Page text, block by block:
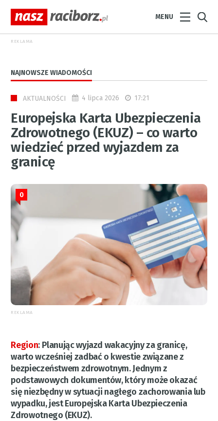
MENU
REKLAMA
NAJNOWSZE WIADOMOŚCI
AKTUALNOŚCI 4 lipca 2026 17:21
Europejska Karta Ubezpieczenia
Zdrowotnego (EKUZ) – co warto
wiedzieć przed wyjazdem za
granicę
0
REKLAMA
Region: Planując wyjazd wakacyjny za granicę,
warto wcześniej zadbać o kwestie związane z
bezpieczeństwem zdrowotnym. Jednym z
podstawowych dokumentów, który może okazać
się niezbędny w sytuacji nagłego zachorowania lub
wypadku, jest Europejska Karta Ubezpieczenia
Zdrowotnego (EKUZ).